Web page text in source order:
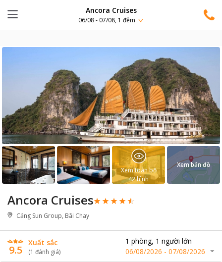
Ancora Cruises
06/08 - 07/08, 1 đêm
Ancora Cruises
Cảng Sun Group, Bãi Chay
9.5
Xuất sắc
(1 đánh giá)
1 phòng, 1 người lớn
06/08/2026 - 07/08/2026
Xem toàn bộ
42hình
Xem bản đồ